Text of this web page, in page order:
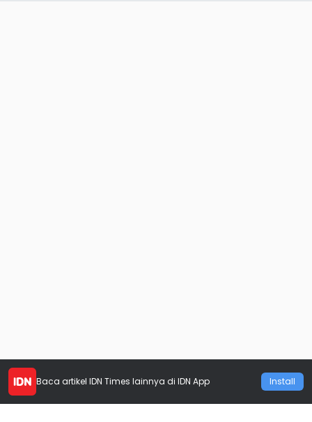
Baca artikel IDN Times lainnya di IDN App Install